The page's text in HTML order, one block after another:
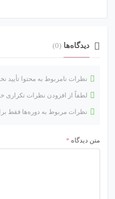
دیدگاه‌ها (0)
نظرات نامربوط به محتوا تأیید
لطفاً از افزودن نظرات تکراری
نظرات مربوط به دوره‌ها فقط
متن دیدگاه *